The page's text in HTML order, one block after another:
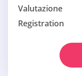
Valutazione
Registration